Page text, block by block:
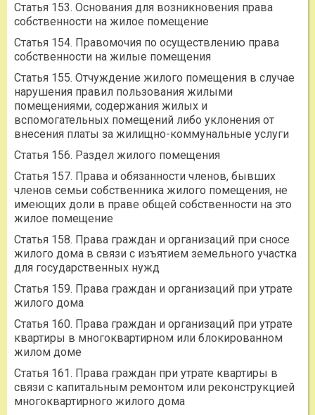
Статья 153. Основания для возникновения права
собственности на жилое помещение
Статья 154. Правомочия по осуществлению права
собственности на жилые помещения
Статья 155. Отчуждение жилого помещения в случае
нарушения правил пользования жилыми
помещениями, содержания жилых и
вспомогательных помещений либо уклонения от
внесения платы за жилищно-коммунальные услуги
Статья 156. Раздел жилого помещения
Статья 157. Права и обязанности членов, бывших
членов семьи собственника жилого помещения, не
имеющих доли в праве общей собственности на это
жилое помещение
Статья 158. Права граждан и организаций при сносе
жилого дома в связи с изъятием земельного участка
для государственных нужд
Статья 159. Права граждан и организаций при утрате
жилого дома
Статья 160. Права граждан и организаций при утрате
квартиры в многоквартирном или блокированном
жилом доме
Статья 161. Права граждан при утрате квартиры в
связи с капитальным ремонтом или реконструкцией
многоквартирного жилого дома